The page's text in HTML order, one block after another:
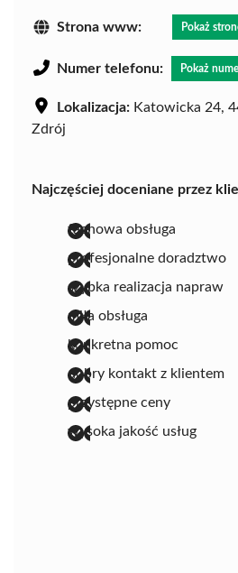
Strona www: Pokaż
Numer telefonu: Pokaż
Lokalizacja: Katowicka 24,
Zdrój
Najczęściej doceniane przez
fachowa obsługa
profesjonalne doradztwo
szybka realizacja napraw
miła obsługa
konkretna pomoc
dobry kontakt z klientem
przystępne ceny
wysoka jakość usług